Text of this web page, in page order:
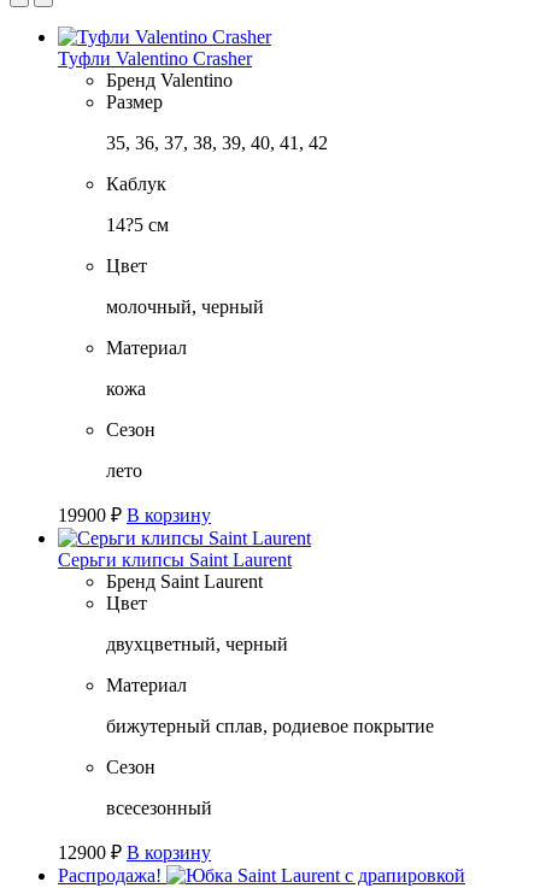
Туфли Valentino Crasher
Бренд Valentino
Размер
35, 36, 37, 38, 39, 40, 41, 42
Каблук
14?5 см
Цвет
молочный, черный
Материал
кожа
Сезон
лето
19900 ₽ В корзину
Серьги клипсы Saint Laurent
Бренд Saint Laurent
Цвет
двухцветный, черный
Материал
бижутерный сплав, родиевое покрытие
Сезон
всесезонный
12900 ₽ В корзину
Распродажа!